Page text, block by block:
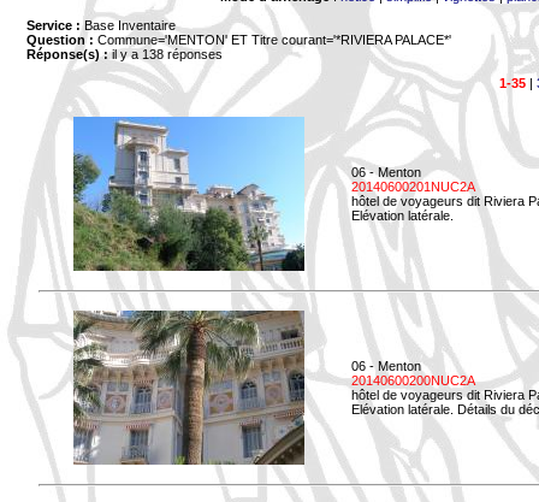
Service : Base Inventaire
Question : Commune='MENTON' ET Titre courant='*RIVIERA PALACE*'
Réponse(s) :il y a 138 réponses
1-35|
06 - Menton
20140600201NUC2A
hôtel de voyageurs dit Riviera
Elévation latérale.
06 - Menton
20140600200NUC2A
hôtel de voyageurs dit Riviera
Elévation latérale. Détails du